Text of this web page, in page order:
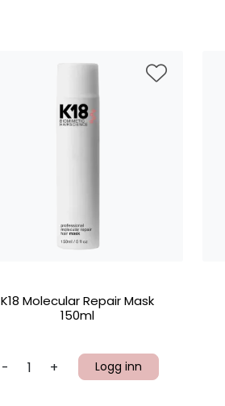
K18 Molecular Repair Mask
150ml
- + Logg inn